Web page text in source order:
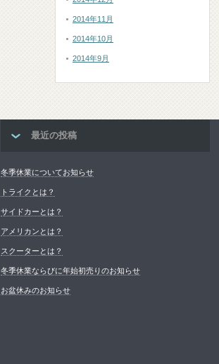
2014年11月
2014年10月
2014年9月
最近の投稿
冬季休業についてお知らせ
トライクとは？
サイドカーとは？
アメリカンとは？
スクーターとは？
冬季休業ならびに年始初売りのお知らせ
お盆休みのお知らせ